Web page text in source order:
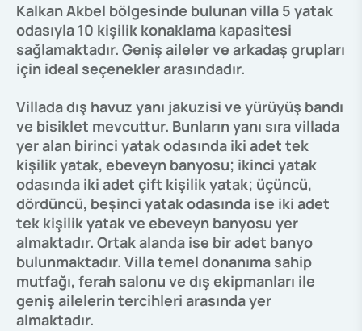
Kalkan Akbel bölgesinde bulunan villa 5 yatak
odasıyla 10 kişilik konaklama kapasitesi
sağlamaktadır. Geniş aileler ve arkadaş grupları
için ideal seçenekler arasındadır.
Villada dış havuz yanı jakuzisi ve yürüyüş bandı
ve bisiklet mevcuttur. Bunların yanı sıra villada
yer alan birinci yatak odasında iki adet tek
kişilik yatak, ebeveyn banyosu; ikinci yatak
odasında iki adet çift kişilik yatak; üçüncü,
dördüncü, beşinci yatak odasında ise iki adet
tek kişilik yatak ve ebeveyn banyosu yer
almaktadır. Ortak alanda ise bir adet banyo
bulunmaktadır. Villa temel donanıma sahip
mutfağı, ferah salonu ve dış ekipmanları ile
geniş ailelerin tercihleri arasında yer
almaktadır.